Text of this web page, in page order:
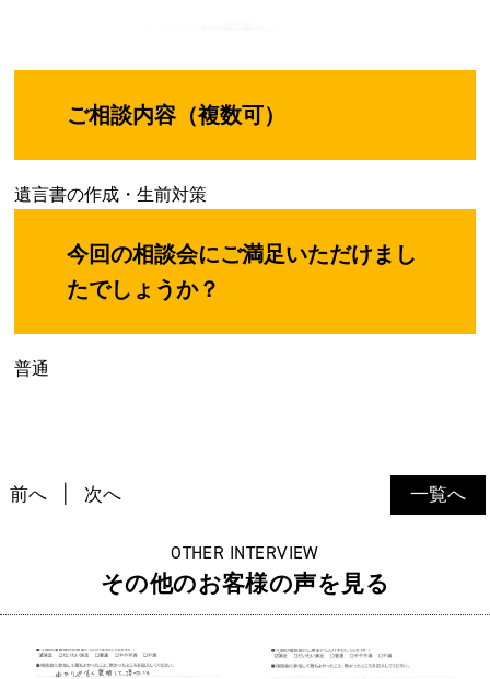
ご相談内容（複数可）
遺言書の作成・生前対策
今回の相談会にご満足いただけまし
たでしょうか？
普通
一覧へ
前へ 次へ
OTHER INTERVIEW
その他のお客様の声を見る